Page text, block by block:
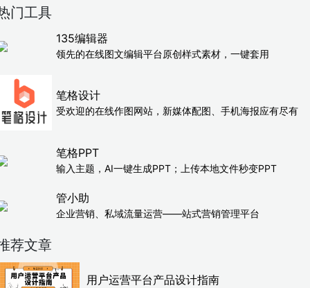
门工具
135编辑器
领先的在线图文编辑平台原创样式素材，一键套用
笔格设计
受欢迎的在线作图网站，新媒体配图、手机海报应有尽有
笔格PPT
输入主题，AI一键生成PPT；上传本地文件秒变PPT
管小助
企业营销、私域流量运营——站式营销管理平台
荐文章
用户运营平台产品设计指南